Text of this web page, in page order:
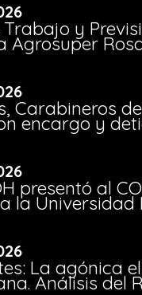
y
Agrosuper
Carabineros
encargo y
presentó al
la Universidad
La agónica
Análisis del